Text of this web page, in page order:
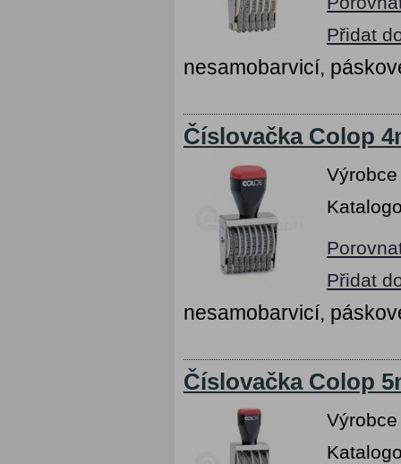
Přidat
nesamobarvicí,
Číslovačka Colop
Přidat
nesamobarvicí,
Číslovačka Colop